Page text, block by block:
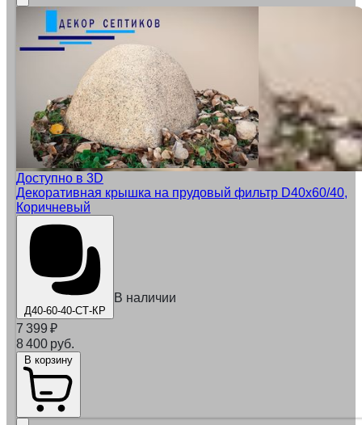
Доступно в 3D
Декоративная крышка на прудовый фильтр D40x60/40,
Коричневый
Д40-60-40-СТ-КР
В наличии
7 399 ₽
8 400 руб.